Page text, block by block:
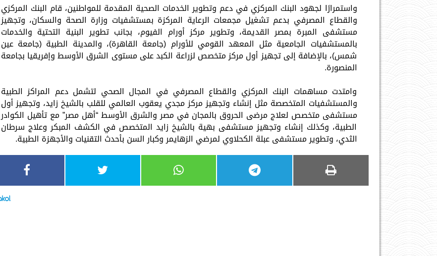
واستمرارًا لجهود البنك المركزي في دعم وتطوير الخدمات الصحية المقدمة للمواطنين، قام البنك المركزي
والقطاع المصرفي بدعم تشغيل مجمعات الرعاية المركزة بمستشفيات وزارة الصحة والسكان، وتجهيز
مستشفى المبرة بمصر القديمة، وتطوير مركز أورام الفيوم، بجانب تطوير البنية التحتية والخدمات
بالمستشفيات الجامعية مثل المعهد القومي للأورام (جامعة القاهرة)، والمدينة الطبية (جامعة عين
شمس)، بالإضافة إلى تجهيز أول مركز متخصص لزراعة الكبد على مستوى الشرق الأوسط وإفريقيا بجامعة
المنصورة.
وامتدت مساهمات البنك المركزي والقطاع المصرفي في المجال الصحي لتشمل دعم المراكز الطبية
والمستشفيات المتخصصة مثل إنشاء وتجهيز مركز مجدي يعقوب العالمي للقلب بالشيخ زايد، وتجهيز أول
مستشفى متخصص لعلاج مرضى الحروق بالمجان في مصر والشرق الأوسط “أهل مصر” مع تأهيل الكوادر
الطبية، وكذلك إنشاء وتجهيز مستشفى بهية بالشيخ زايد المتخصص في الكشف المبكر وعلاج سرطان
الثدي، وتطوير مستشفى عبلة الكحلاوي لمرضي الزهايمر وكبار السن بأحدث التقنيات والأجهزة الطبية.